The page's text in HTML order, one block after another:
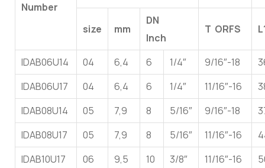
Number
size mm
DN
Inch
T ORFS
IDAB06U14 04 6,4 6 1/4″ 9/16″-18
IDAB06U17
04 6,4 6 1/4″ 11/16″-16
IDAB08U14
05 7,9 8 5/16″ 9/16″-18
IDAB08U17
05 7,9 8 5/16″ 11/16″-16
IDAB10U17
06 9,5 10 3/8″ 11/16″-16